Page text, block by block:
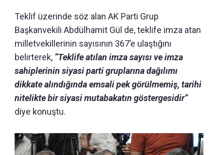
Teklif üzerinde söz alan AK Parti Grup
Başkanvekili Abdülhamit Gül de, teklife imza atan
milletvekillerinin sayısının 367’e ulaştığını
belirterek, “Teklife atılan imza sayısı ve imza
sahiplerinin siyasi parti gruplarına dağılımı
dikkate alındığında emsali pek görülmemiş, tarihi
nitelikte bir siyasi mutabakatın göstergesidir”
diye konuştu.